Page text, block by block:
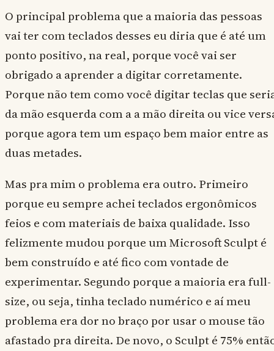
O principal problema que a maioria das pessoas
vai ter com teclados desses eu diria que é até um
ponto positivo, na real, porque você vai ser
obrigado a aprender a digitar corretamente.
Porque não tem como você digitar teclas que
da mão esquerda com a a mão direita ou vice
porque agora tem um espaço bem maior entre as
duas metades.
Mas pra mim o problema era outro. Primeiro
porque eu sempre achei teclados ergonômicos
feios e com materiais de baixa qualidade. Isso
felizmente mudou porque um Microsoft Sculpt é
bem construído e até fico com vontade de
experimentar. Segundo porque a maioria era full-
size, ou seja, tinha teclado numérico e aí meu
problema era dor no braço por usar o mouse tão
afastado pra direita. De novo, o Sculpt é 75%